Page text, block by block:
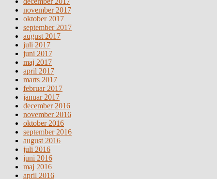
november 2017
oktober 2017
september 2017
august 2017
juli 2017
juni 2017
maj 2017
april 2017
marts 2017
februar 2017
januar 2017
december 2016
november 2016
oktober 2016
september 2016
august 2016
juli 2016
juni 2016
maj 2016
april 2016